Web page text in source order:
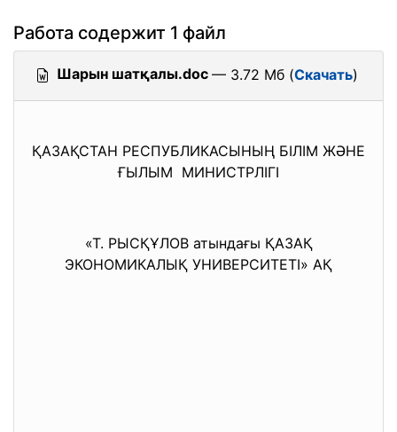
Работа содержит 1 файл
Шарын шатқалы.doc — 3.72 Мб (Скачать)
ҚАЗАҚСТАН РЕСПУБЛИКАСЫНЫҢ БІЛІМ ЖӘНЕ
ҒЫЛЫМ МИНИСТРЛІГІ
«Т. РЫСҚҰЛОВ атындағы ҚАЗАҚ
ЭКОНОМИКАЛЫҚ УНИВЕРСИТЕТІ» АҚ